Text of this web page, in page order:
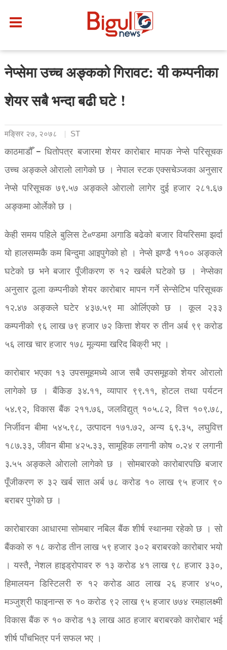
नेप्सेमा उच्च अङ्कको गिरावट: यी कम्पनीका
शेयर सबै भन्दा बढी घटे !
मङि्सर २७, २०७८ ST
काठमाडौँ – धितोपत्र बजारमा शेयर कारोबार मापक नेप्से परिसूचक
उच्च अङ्कले ओरालो लागेको छ । नेपाल स्टक एक्सचेञ्जका अनुसार
नेप्से परिसूचक ७९.५७ अङ्कले ओरालो लागेर दुई हजार २८१.६७
अङ्कमा ओर्लेको छ ।
केही समय पहिले बुलिस टे«ण्डमा अगाडि बढेको बजार वियरिसमा झर्दा
यो हालसम्मकै कम बिन्दुमा आइपुगेको हो । नेप्से झण्डै ११०० अङ्कले
घटेको छ भने बजार पूँजीकरण रु १२ खर्बले घटेको छ । नेप्सेका
अनुसार ठूला कम्पनीको शेयर कारोबार मापन गर्ने सेन्सेटिभ परिसूचक
१२.४७ अङ्कले घटेर ४३७.५९ मा ओर्लिएको छ । कूल २३३
कम्पनीको ९६ लाख ७९ हजार ७२ कित्ता शेयर रु तीन अर्ब ९९ करोड
५६ लाख चार हजार १७८ मूल्यमा खरिद बिक्री भए ।
कारोबार भएका १३ उपसमूहमध्ये आज सबै उपसमूहको शेयर ओरालो
लागेको छ । बैंकिङ ३४.११, व्यापार ९९.११, होटल तथा पर्यटन
५४.९२, विकास बैंक २११.७६, जलविद्युत् १०५.८२, वित्त १०९.७८,
निर्जीवन बीमा ५४५.९८, उत्पादन १७१.७२, अन्य ६९.३५, लघुवित्त
१८७.३३, जीवन बीमा ४२५.३३, सामूहिक लगानी कोष ०.२४ र लगानी
३.५५ अङ्कले ओरालो लागेको छ । सोमबारको कारोबारपछि बजार
पूँजीकरण रु ३२ खर्ब सात अर्ब ७८ करोड १० लाख ९५ हजार ९०
बराबर पुगेको छ ।
कारोबारका आधारमा सोमबार नबिल बैंक शीर्ष स्थानमा रहेको छ । सो
बैंकको रु १८ करोड तीन लाख ५९ हजार ३०२ बराबरको कारोबार भयो
। यस्तै, नेशल हाइड्रोपावर रु १३ करोड ४१ लाख ९८ हजार ३३०,
हिमालयन डिस्टिलरी रु १२ करोड आठ लाख २६ हजार ४५०,
मञ्जुश्री फाइनान्स रु १० करोड ९२ लाख ९५ हजार ७७४ रमहालक्ष्मी
विकास बैंक रु १० करोड १३ लाख आठ हजार बराबरको कारोबार भई
शीर्ष पाँचभित्र पर्न सफल भए ।